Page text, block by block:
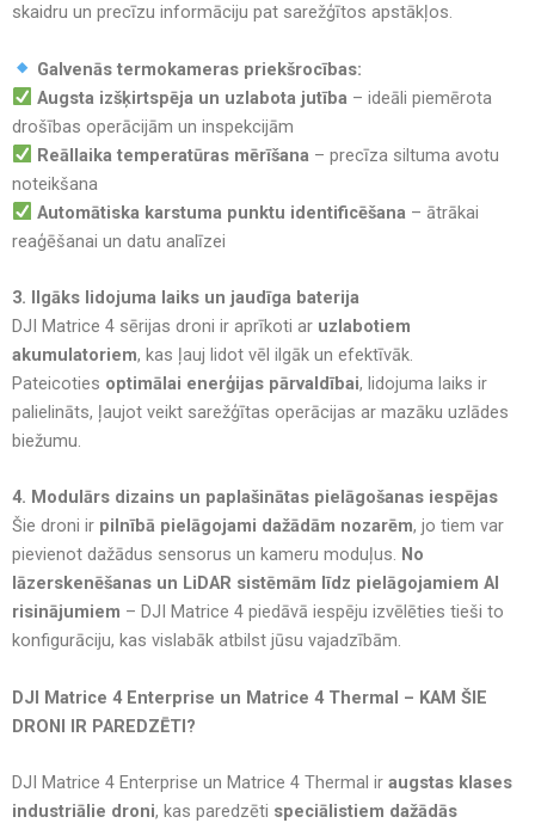
skaidru un precīzu informāciju pat sarežģītos apstākļos.
Galvenās termokameras priekšrocības:
Augsta izšķirtspēja un uzlabota jutība – ideāli piemērota
drošības operācijām un inspekcijām
Reāllaika temperatūras mērīšana – precīza siltuma avotu
noteikšana
Automātiska karstuma punktu identificēšana – ātrākai
reaģēšanai un datu analīzei
3. Ilgāks lidojuma laiks un jaudīga baterija
DJI Matrice 4 sērijas droni ir aprīkoti ar uzlabotiem
akumulatoriem, kas ļauj lidot vēl ilgāk un efektīvāk.
Pateicoties optimālai enerģijas pārvaldībai, lidojuma laiks ir
palielināts, ļaujot veikt sarežģītas operācijas ar mazāku uzlādes
biežumu.
4. Modulārs dizains un paplašinātas pielāgošanas iespējas
Šie droni ir pilnībā pielāgojami dažādām nozarēm, jo tiem var
pievienot dažādus sensorus un kameru moduļus. No
lāzerskenēšanas un LiDAR sistēmām līdz pielāgojamiem AI
risinājumiem – DJI Matrice 4 piedāvā iespēju izvēlēties tieši to
konfigurāciju, kas vislabāk atbilst jūsu vajadzībām.
DJI Matrice 4 Enterprise un Matrice 4 Thermal – KAM ŠIE
DRONI IR PAREDZĒTI?
DJI Matrice 4 Enterprise un Matrice 4 Thermal ir augstas klases
industriālie droni, kas paredzēti speciālistiem dažādās